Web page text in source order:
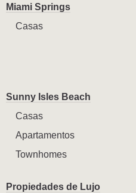
Miami Springs
Casas
Sunny Isles Beach
Casas
Apartamentos
Townhomes
Propiedades de Lujo